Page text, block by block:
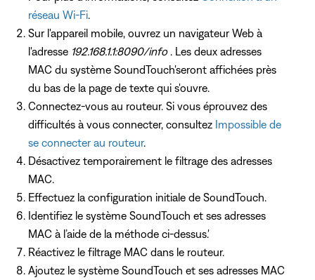
réseau Wi-Fi.
Sur l'appareil mobile, ouvrez un navigateur Web à
l'adresse 192.168.1.1:8090/info. Les deux adresses
MAC du système SoundTouch'seront affichées près
du bas de la page de texte qui s'ouvre.
Connectez-vous au routeur. Si vous éprouvez des
difficultés à vous connecter, consultez Impossible de
se connecter au routeur.
Désactivez temporairement le filtrage des adresses
MAC.
Effectuez la configuration initiale de SoundTouch.
Identifiez le système SoundTouch et ses adresses
MAC à l’aide de la méthode ci-dessus.'
Réactivez le filtrage MAC dans le routeur.
Ajoutez le système SoundTouch et ses adresses MAC